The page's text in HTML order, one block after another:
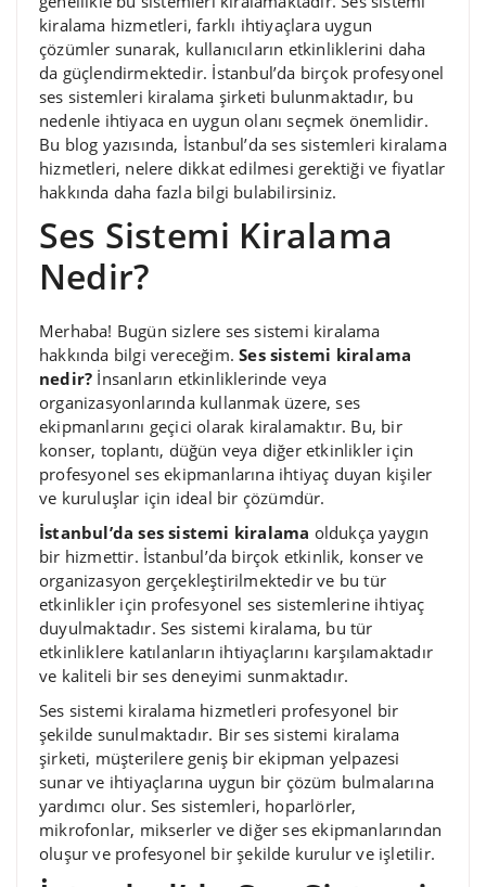
kiralama hizmetleri, farklı ihtiyaçlara uygun
çözümler sunarak, kullanıcıların etkinliklerini daha
da güçlendirmektedir. İstanbul’da birçok profesyonel
ses sistemleri kiralama şirketi bulunmaktadır, bu
nedenle ihtiyaca en uygun olanı seçmek önemlidir.
Bu blog yazısında, İstanbul’da ses sistemleri kiralama
hizmetleri, nelere dikkat edilmesi gerektiği ve fiyatlar
hakkında daha fazla bilgi bulabilirsiniz.
Ses Sistemi Kiralama
Nedir?
Merhaba! Bugün sizlere ses sistemi kiralama
hakkında bilgi vereceğim.Ses sistemi kiralama
nedir? İnsanların etkinliklerinde veya
organizasyonlarında kullanmak üzere, ses
ekipmanlarını geçici olarak kiralamaktır. Bu, bir
konser, toplantı, düğün veya diğer etkinlikler için
profesyonel ses ekipmanlarına ihtiyaç duyan kişiler
ve kuruluşlar için ideal bir çözümdür.
İstanbul’da ses sistemi kiralama oldukça yaygın
bir hizmettir. İstanbul’da birçok etkinlik, konser ve
organizasyon gerçekleştirilmektedir ve bu tür
etkinlikler için profesyonel ses sistemlerine ihtiyaç
duyulmaktadır. Ses sistemi kiralama, bu tür
etkinliklere katılanların ihtiyaçlarını karşılamaktadır
ve kaliteli bir ses deneyimi sunmaktadır.
Ses sistemi kiralama hizmetleri profesyonel bir
şekilde sunulmaktadır. Bir ses sistemi kiralama
şirketi, müşterilere geniş bir ekipman yelpazesi
sunar ve ihtiyaçlarına uygun bir çözüm bulmalarına
yardımcı olur. Ses sistemleri, hoparlörler,
mikrofonlar, mikserler ve diğer ses ekipmanlarından
oluşur ve profesyonel bir şekilde kurulur ve işletilir.